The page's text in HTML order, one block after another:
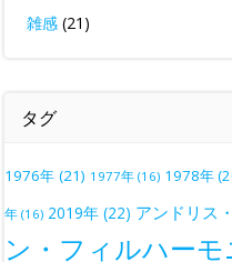
雑感 (21)
タグ
1976年 (21) 1977年 (16) 1978年
年 (16) 2019年 (22) アンドリス
ン・フィルハー